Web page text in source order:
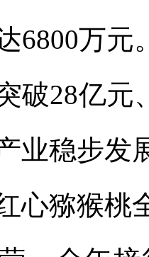
6800万元
破28亿元
业稳步发
心猕猴桃